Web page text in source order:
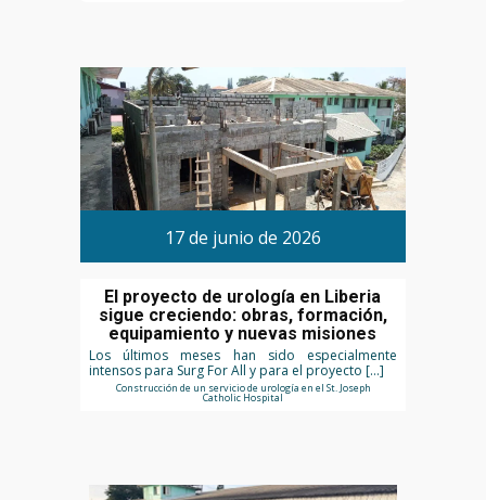
17 de junio de 2026
El proyecto de urología en Liberia
sigue creciendo: obras, formación,
equipamiento y nuevas misiones
Los últimos meses han sido especialmente
intensos para Surg For All y para el proyecto […]
Construcción de un servicio de urología en el St. Joseph
Catholic Hospital